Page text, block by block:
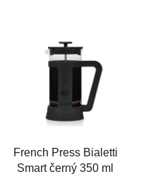
French Press Bialetti
Smart černý 350 ml